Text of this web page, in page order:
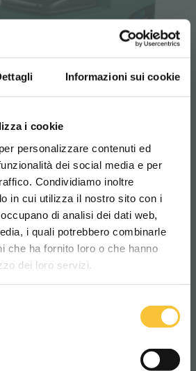
Informazioni sui cookie
i cookie
personalizzare contenuti ed
dei social media e per
Condividiamo inoltre
in cui utilizza il nostro sito con i
di analisi dei dati web,
i quali potrebbero combinarle
che ha fornito loro o che hanno
dei loro servizi.
in cui ti trovi e la tua
migliore esperienza di
navigazione